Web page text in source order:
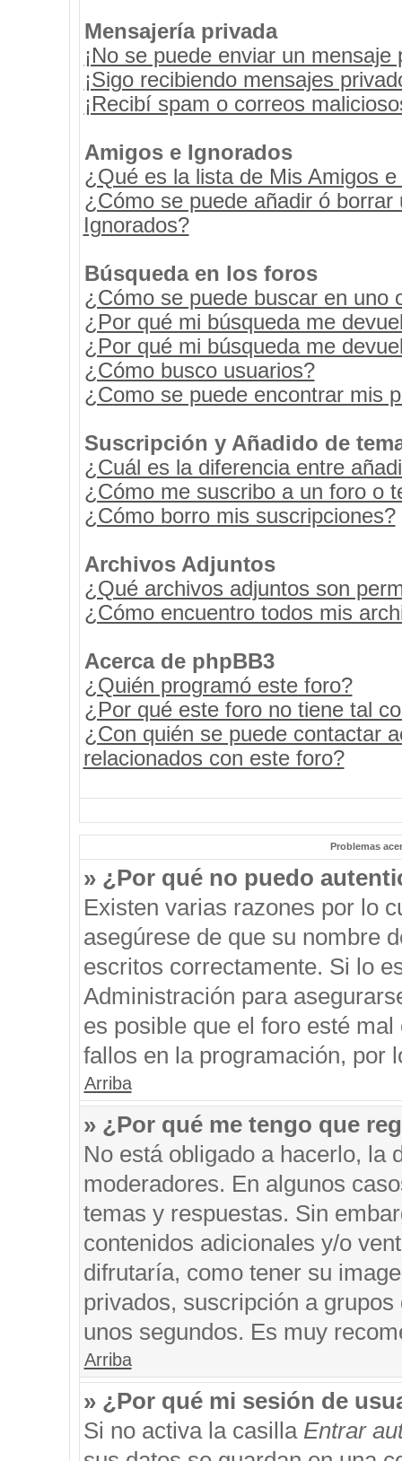
Mensajería privada
¡No se puede enviar un mensaje
¡Sigo recibiendo mensajes
¡Recibí spam o correos
Amigos e Ignorados
¿Qué es la lista de Mis Amigos
¿Cómo se puede añadir ó
Ignorados?
Búsqueda en los foros
¿Cómo se puede buscar en uno
¿Por qué mi búsqueda me
¿Por qué mi búsqueda me
¿Cómo busco usuarios?
¿Como se puede encontrar mis
Suscripción y Añadido de
¿Cuál es la diferencia entre
¿Cómo me suscribo a un foro o
¿Cómo borro mis suscripciones?
Archivos Adjuntos
¿Qué archivos adjuntos son
¿Cómo encuentro todos mis
Acerca de phpBB3
¿Quién programó este foro?
¿Por qué este foro no tiene tal
¿Con quién se puede contactar
relacionados con este foro?
Problemas
» ¿Por qué no puedo
Existen varias razones por lo
asegúrese de que su nombre
escritos correctamente. Si lo
Administración para
es posible que el foro esté
fallos en la programación, por
Arriba
» ¿Por qué me tengo que
No está obligado a hacerlo, la
moderadores. En algunos
temas y respuestas. Sin
contenidos adicionales y/o
difrutaría, como tener su
privados, suscripción a
unos segundos. Es muy
Arriba
» ¿Por qué mi sesión de
Si no activa la casilla Entrar